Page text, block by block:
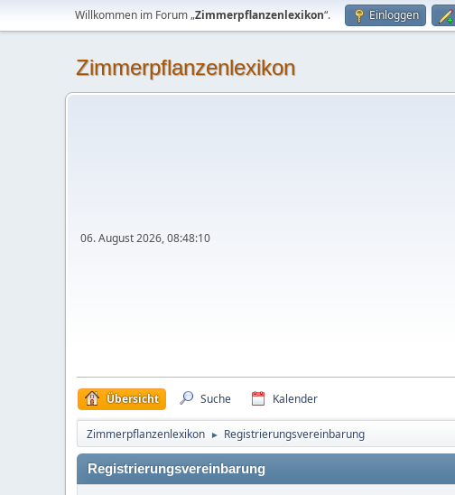
Willkommen im Forum „Zimmerpflanzenlexikon“. Einloggen
Zimmerpflanzenlexikon
06. August 2026, 08:48:10
Übersicht Suche Kalender
Zimmerpflanzenlexikon ► Registrierungsvereinbarung
Registrierungsvereinbarung